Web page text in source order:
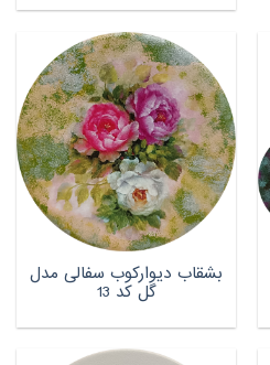
بشقاب دیوارکوب سفالی مدل
گل کد 13